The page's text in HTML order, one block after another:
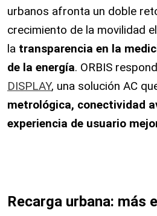
urbanos afronta un doble
crecimiento de la movilidad
la transparencia en la
de la energía. ORBIS
DISPLAY, una solución AC
metrológica, conectividad
experiencia de usuario
Recarga urbana: más